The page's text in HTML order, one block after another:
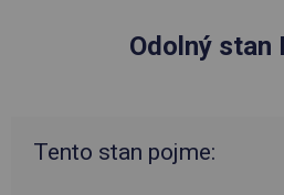
Odolný stan
Tento stan pojme: